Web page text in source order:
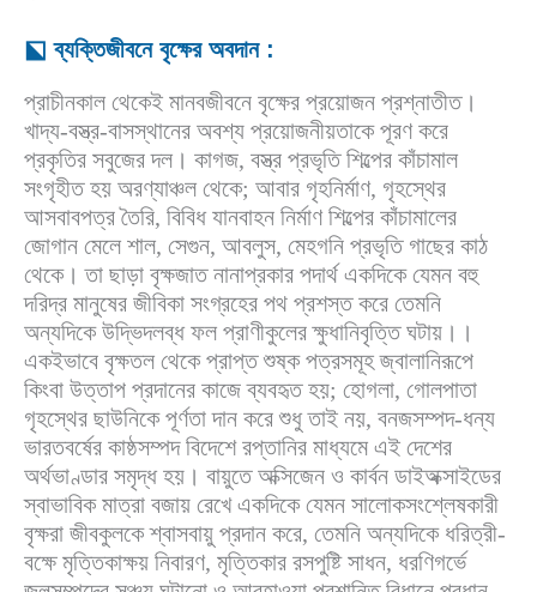
⬕ ব্যক্তিজীবনে বৃক্ষের অবদান :
প্রাচীনকাল থেকেই মানবজীবনে বৃক্ষের প্রয়োজন প্রশ্নাতীত।
খাদ্য-বস্ত্র-বাসস্থানের অবশ্য প্রয়োজনীয়তাকে পূরণ করে
প্রকৃতির সবুজের দল। কাগজ, বস্ত্র প্রভৃতি শিল্পের কাঁচামাল
সংগৃহীত হয় অরণ্যাঞ্চল থেকে; আবার গৃহনির্মাণ, গৃহস্থের
আসবাবপত্র তৈরি, বিবিধ যানবাহন নির্মাণ শিল্পের কাঁচামালের
জোগান মেলে শাল, সেগুন, আবলুস, মেহগনি প্রভৃতি গাছের কাঠ
থেকে। তা ছাড়া বৃক্ষজাত নানাপ্রকার পদার্থ একদিকে যেমন বহু
দরিদ্র মানুষের জীবিকা সংগ্রহের পথ প্রশস্ত করে তেমনি
অন্যদিকে উদ্ভিদলব্ধ ফল প্রাণীকুলের ক্ষুধানিবৃত্তি ঘটায়।।
একইভাবে বৃক্ষতল থেকে প্রাপ্ত শুষ্ক পত্রসমূহ জ্বালানিরূপে
কিংবা উত্তাপ প্রদানের কাজে ব্যবহৃত হয়; হোগলা, গোলপাতা
গৃহস্থের ছাউনিকে পূর্ণতা দান করে শুধু তাই নয়, বনজসম্পদ-ধন্য
ভারতবর্ষের কাষ্ঠসম্পদ বিদেশে রপ্তানির মাধ্যমে এই দেশের
অর্থভাণ্ডার সমৃদ্ধ হয়। বায়ুতে অক্সিজেন ও কার্বন ডাইঅক্সাইডের
স্বাভাবিক মাত্রা বজায় রেখে একদিকে যেমন সালোকসংশ্লেষকারী
বৃক্ষরা জীবকুলকে শ্বাসবায়ু প্রদান করে, তেমনি অন্যদিকে ধরিত্রী-
বক্ষে মৃত্তিকাক্ষয় নিবারণ, মৃত্তিকার রসপুষ্টি সাধন, ধরণিগর্ভে